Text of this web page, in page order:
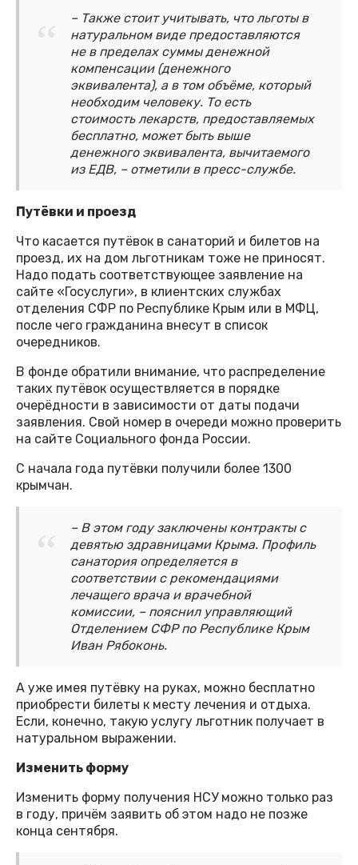
– Также стоит учитывать, что льготы в
натуральном виде предоставляются
не в пределах суммы денежной
компенсации (денежного
эквивалента), а в том объёме, который
необходим человеку. То есть
стоимость лекарств, предоставляемых
бесплатно, может быть выше
денежного эквивалента, вычитаемого
из ЕДВ, – отметили в пресс-службе.
Путёвки и проезд
Что касается путёвок в санаторий и билетов на
проезд, их на дом льготникам тоже не приносят.
Надо подать соответствующее заявление на
сайте «Госуслуги», в клиентских службах
отделения СФР по Республике Крым или в МФЦ,
после чего гражданина внесут в список
очередников.
В фонде обратили внимание, что распределение
таких путёвок осуществляется в порядке
очерёдности в зависимости от даты подачи
заявления. Свой номер в очереди можно проверить
на сайте Социального фонда России.
С начала года путёвки получили более 1300
крымчан.
– В этом году заключены контракты с
девятью здравницами Крыма. Профиль
санатория определяется в
соответствии с рекомендациями
лечащего врача и врачебной
комиссии, – пояснил управляющий
Отделением СФР по Республике Крым
Иван Рябоконь.
А уже имея путёвку на руках, можно бесплатно
приобрести билеты к месту лечения и отдыха.
Если, конечно, такую услугу льготник получает в
натуральном выражении.
Изменить форму
Изменить форму получения НСУ можно только раз
в году, причём заявить об этом надо не позже
конца сентября.